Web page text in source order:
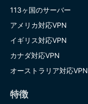
113ヶ国のサーバー
アメリカ対応VPN
イギリス対応VPN
カナダ対応VPN
オーストラリア対応VPN
特徴